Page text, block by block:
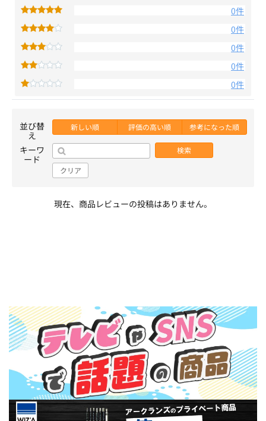
0件
0件
0件
0件
0件
並び替
え
新しい順 評価の高い順 参考になった順
キーワ
ード
検索
クリア
現在、商品レビューの投稿はありません。